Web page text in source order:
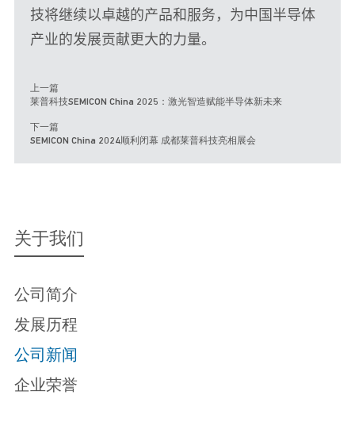
技将继续以卓越的产品和服务，为中国半导体
产业的发展贡献更大的力量。
莱普科技SEMICON China 2025：激光智造赋能半导体新未来
下一篇
SEMICON China 2024顺利闭幕 成都莱普科技亮相展会
关于我们
公司简介
发展历程
公司新闻
企业荣誉